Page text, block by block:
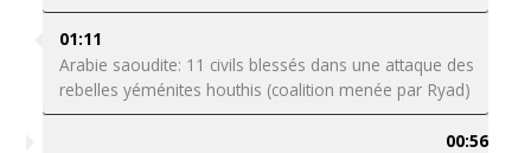
01:11
Arabie saoudite: 11 civils blessés dans une attaque des
rebelles yéménites houthis (coalition menée par Ryad)
00:56